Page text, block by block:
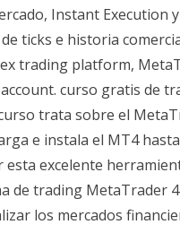
Instant Execution
ticks e historia
trading platform,
curso gratis de
trata sobre el
e instala el MT4
esta excelente
de trading MetaTrader
los mercados